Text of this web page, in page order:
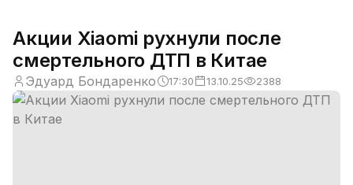
Акции Xiaomi рухнули после
смертельного ДТП в Китае
Эдуард Бондаренко 17:30 13.10.25 2388